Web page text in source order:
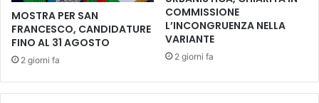
h
i
o
p
e
i
l
l
’
i
n
e
MOSTRA PER SAN
FRANCESCO, CANDIDATURE
FINO AL 31 AGOSTO
2 giorni fa
COMMISSIONE
L’INCONGRUENZA NELLA
VARIANTE
2 giorni fa